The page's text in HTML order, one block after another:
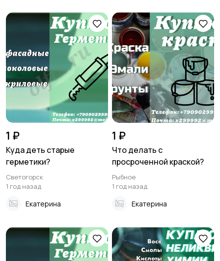
1 ₽
Куда деть старые
герметики?
Светогорск
1 год назад
Екатерина
1 ₽
Что делать с
просроченной краской?
Рыбное
1 год назад
Екатерина